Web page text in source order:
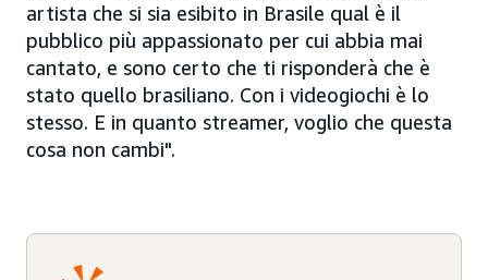
artista che si sia esibito in Brasile qual è il
pubblico più appassionato per cui abbia mai
cantato, e sono certo che ti risponderà che è
stato quello brasiliano. Con i videogiochi è lo
stesso. E in quanto streamer, voglio che questa
cosa non cambi".